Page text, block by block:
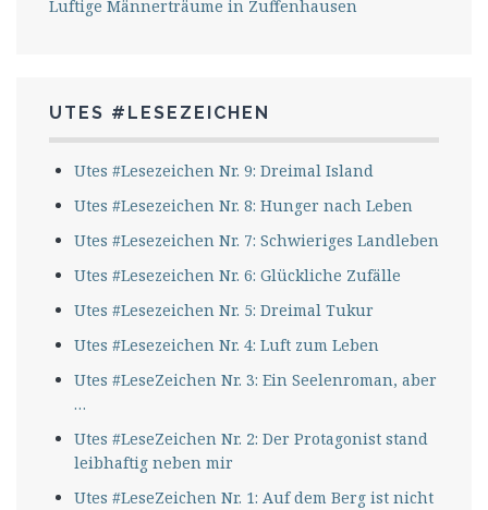
Luftige Männerträume in Zuffenhausen
UTES #LESEZEICHEN
Utes #Lesezeichen Nr. 9: Dreimal Island
Utes #Lesezeichen Nr. 8: Hunger nach Leben
Utes #Lesezeichen Nr. 7: Schwieriges Landleben
Utes #Lesezeichen Nr. 6: Glückliche Zufälle
Utes #Lesezeichen Nr. 5: Dreimal Tukur
Utes #Lesezeichen Nr. 4: Luft zum Leben
Utes #LeseZeichen Nr. 3: Ein Seelenroman, aber
…
Utes #LeseZeichen Nr. 2: Der Protagonist stand
leibhaftig neben mir
Utes #LeseZeichen Nr. 1: Auf dem Berg ist nicht